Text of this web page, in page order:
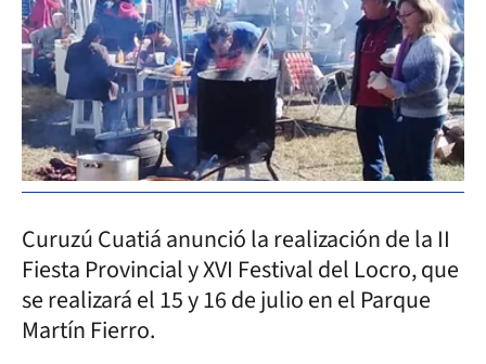
Curuzú Cuatiá anunció la realización de la II
Fiesta Provincial y XVI Festival del Locro, que
se realizará el 15 y 16 de julio en el Parque
Martín Fierro.